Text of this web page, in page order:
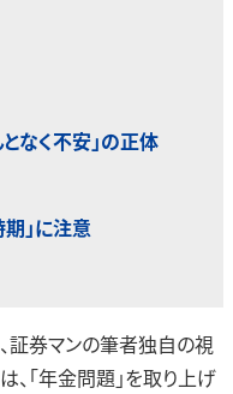
なく不安」の正体
」に注意
証券マンの筆者独自の視
、「年金問題」を取り上げ